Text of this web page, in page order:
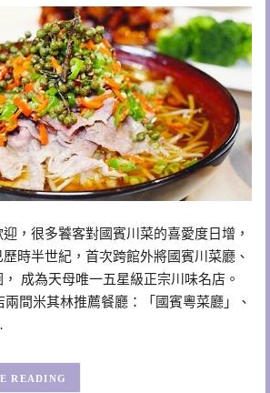
，很多饕客對國賓川菜的喜愛度日增，
時半世紀，首次跨館外將國賓川菜廳、
成為天母唯一五星級正宗川味名店。
兩間米其林推薦餐廳：「國賓粵菜廳」、
READING